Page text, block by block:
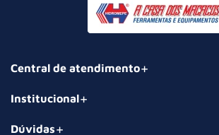
Central de atendimento
Institucional
Dúvidas